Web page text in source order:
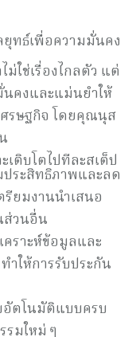
ทธ์เพื่อความมั่นคง
ใช่เรื่องไกลตัว แต่
คงและแม่นยำให้
รษฐกิจ โดยคุณนุส
เติบโตไปทีละสเต็ป
ระสิทธิภาพและลด
รียมงานนำเสนอ
ส่วนอื่น
ราะห์ข้อมูลและ
ให้การรับประกัน
อัตโนมัติแบบครบ
รมใหม่ ๆ